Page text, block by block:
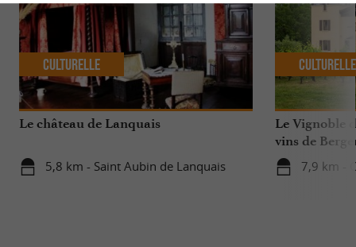
Le château de Lanquais
5,8 km - Saint Aubin de Lanquais
Culturelle
Le Vignoble
vins de
7,9 km -
Culturelle